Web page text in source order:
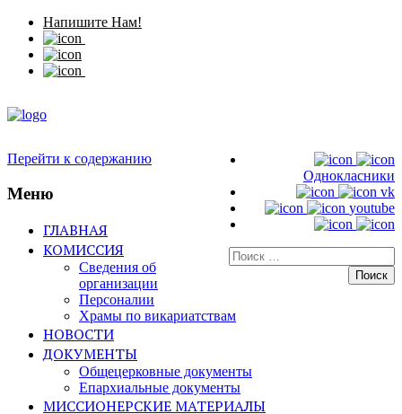
Напишите Нам!
Однокласники
vk
youtube
Искать:
Перейти к содержанию
Меню
ГЛАВНАЯ
КОМИССИЯ
Сведения об
организации
Персоналии
Храмы по викариатствам
НОВОСТИ
ДОКУМЕНТЫ
Общецерковные документы
Епархиальные документы
МИССИОНЕРСКИЕ МАТЕРИАЛЫ